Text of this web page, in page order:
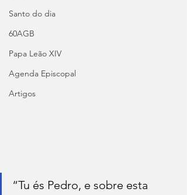
Santo do dia
60AGB
Papa Leão XIV
Agenda Episcopal
Artigos
“Tu és Pedro, e sobre esta